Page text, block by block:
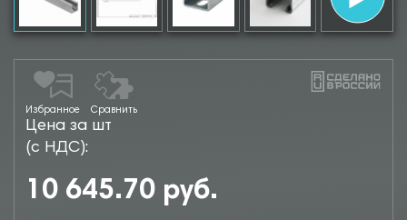
Избранное Сравнить
Цена за шт
(с НДС):
10 645.70 руб.